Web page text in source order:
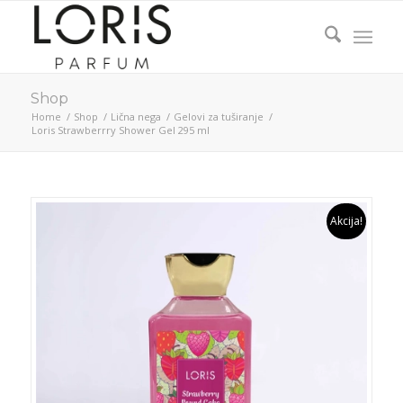
Shop
Home / Shop / Lična nega / Gelovi za tuširanje /
Loris Strawberrry Shower Gel 295 ml
Akcija!